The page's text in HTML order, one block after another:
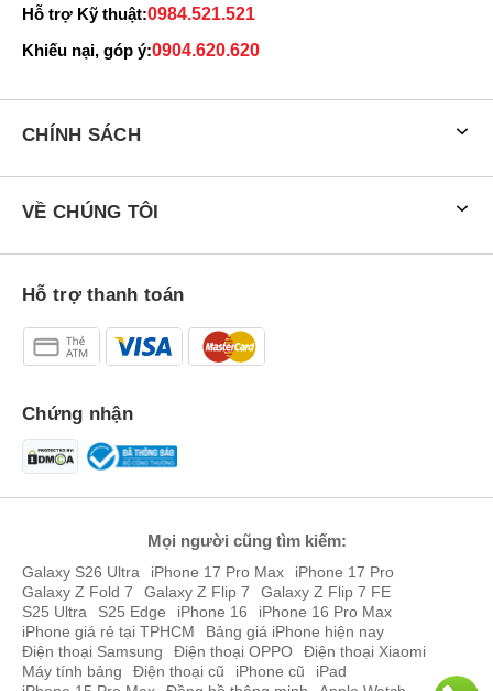
Hỗ trợ Kỹ thuật:0984.521.521
Khiếu nại, góp ý:0904.620.620
CHÍNH SÁCH
VỀ CHÚNG TÔI
Hỗ trợ thanh toán
Chứng nhận
Mọi người cũng tìm kiếm:
Galaxy S26 Ultra iPhone 17 Pro Max
iPhone 17 Pro
Galaxy Z Fold 7
Galaxy Z Flip 7
Galaxy Z Flip 7 FE
S25 Ultra
S25 Edge iPhone 16
iPhone 16 Pro Max
iPhone giá rẻ tại TPHCM
Bảng giá iPhone hiện nay
Điện thoại Samsung
Điện thoại OPPO
Điện thoại Xiaomi
Máy tính bảng
Điện thoại cũ iPhone cũ
iPad